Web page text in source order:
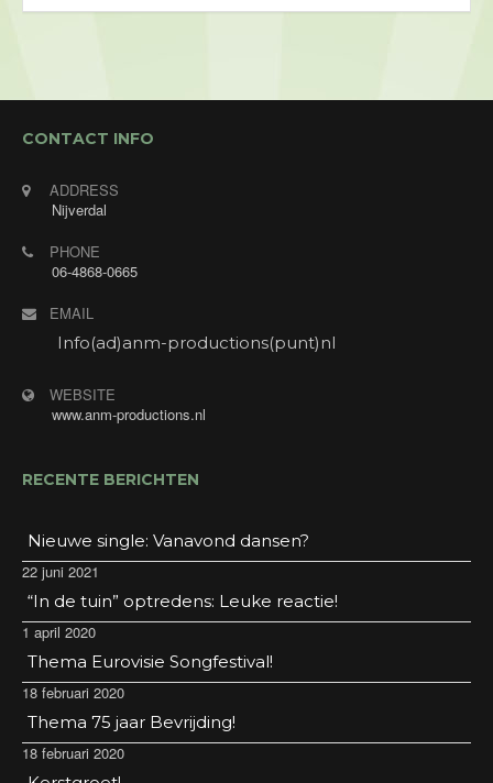
CONTACT INFO
ADDRESS
Nijverdal
PHONE
06-4868-0665
EMAIL
Info(ad)anm-productions(punt)nl
WEBSITE
www.anm-productions.nl
RECENTE BERICHTEN
Nieuwe single: Vanavond dansen?
22 juni 2021
“In de tuin” optredens: Leuke reactie!
1 april 2020
Thema Eurovisie Songfestival!
18 februari 2020
Thema 75 jaar Bevrijding!
18 februari 2020